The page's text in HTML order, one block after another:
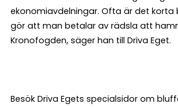
ekonomiavdelningar. Ofta är det korta
gör att man betalar av rädsla att
Kronofogden, säger han till Driva Eget.
Besök Driva Egets specialsidor om